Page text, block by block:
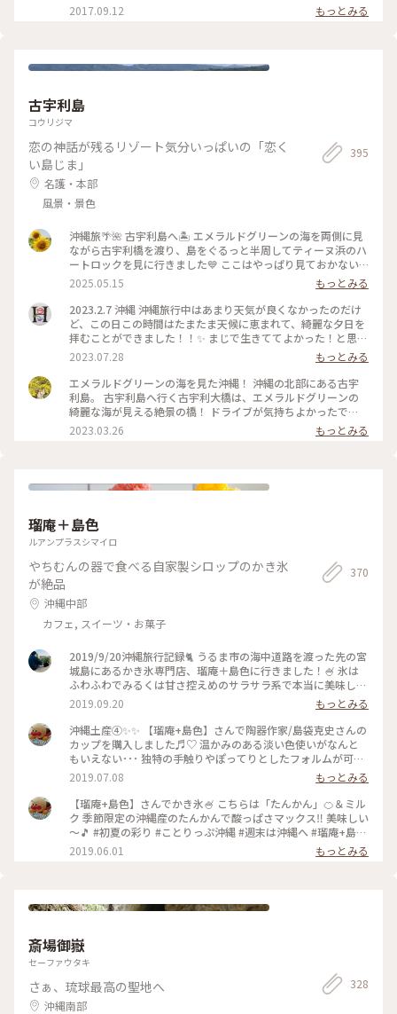
2017.09.12
もっとみる
古宇利島
コウリジマ
恋の神話が残るリゾート気分いっぱいの「恋く
い島じま」
名護・本部
風景・景色
395
沖縄旅🌴🌺 古宇利島へ🏝️ エメラルドグリーンの海を両側に見
ながら古宇利橋を渡り、島をぐるっと半周してティーヌ浜のハ
ートロックを見に行きました💙 ここはやっぱり見ておかない
と💖 そのまま景色を見ながら島を一周し、古宇利島の駅ソラ
ハシの中にある沖縄食堂 空橋さんでタコライスとミニ海ぶど
う丼を頂きました。 このブルーの器、かわいいなあ🩵 沖縄で
こそ味わえるフレッシュなプチプチ海ぶどうも美味しかったで
す😋 #古宇利島 #古宇利大橋 #ティーヌ浜 #ハートロック #古
宇利島の駅ソラハシ #沖縄食堂空橋 #タコライス #海ぶどう #
沖縄 #アートな景色
2025.05.15
もっとみる
2023.2.7 沖縄 沖縄旅行中はあまり天気が良くなかったのだけ
ど、この日この時間はたまたま天候に恵まれて、綺麗な夕日を
拝むことができました！！✨ まじで生きててよかった！と思え
る景色でした。
2023.07.28
もっとみる
エメラルドグリーンの海を見た沖縄！ 沖縄の北部にある古宇
利島。 古宇利島へ行く古宇利大橋は、エメラルドグリーンの
綺麗な海が見える絶景の橋！ ドライブが気持ちよかったで
す！！✨️ ブルーシールのアイスも美味しかった🍨 #私のことり
2023.03.26 もっとみる
瑠庵＋島色
ルアンプラスシマイロ
やちむんの器で食べる自家製シロップのかき氷
が絶品
沖縄中部
カフェ, スイーツ・お菓子
370
2019/9/20沖縄旅行記録🐈 うるま市の海中道路を渡った先の宮
城島にあるかき氷専門店、瑠庵＋島色に行きました！🍧 氷は
ふわふわでみるくは甘さ控えめのサラサラ系で本当に美味しか
った！😊 #沖縄 #かき氷 #海中道路 #宮城島 #瑠庵＋島色 #ゴー
ラー隊
2019.09.20
もっとみる
沖縄土産④✨✨ 【瑠庵+島色】さんで陶器作家/島袋克史さんの
カップを購入しました♬︎♡ 温かみのある淡い色使いがなんと
もいえない･･･ 独特の手触りやぽってりとしたフォルムが可愛
いんです💓💓 #夏旅2019 #ことりっぷ沖縄 #瑠庵+島色#島袋克
史#沖縄土産#週末は沖縄へ
2019.07.08
もっとみる
【瑠庵+島色】さんでかき氷🍧 こちらは「たんかん」🍊＆ミル
ク 季節限定の沖縄産のたんかんで酸っぱさマックス‼️ 美味しい
～🎵 #初夏の彩り #ことりっぷ沖縄 #週末は沖縄へ #瑠庵+島色
#宮城島 #憧れていたあのお店
2019.06.01 もっとみる
斎場御嶽
セーファウタキ
さぁ、琉球最高の聖地へ
沖縄南部
328